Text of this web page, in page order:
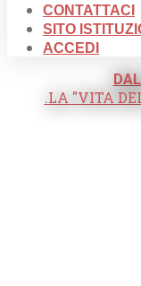
CONTATTACI
SITO
ACCEDI
.LA "VITA